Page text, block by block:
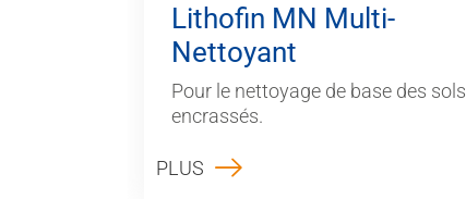
Lithofin MN Multi-
Nettoyant
Pour le nettoyage de base des sols
encrassés.
PLUS